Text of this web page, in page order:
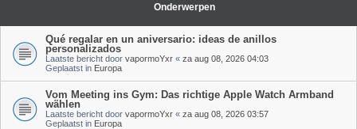
Onderwerpen
Qué regalar en un aniversario: ideas de anillos
personalizados
Laatste bericht door vapormoYxr « za aug 08, 2026 04:03
Geplaatst in Europa
Vom Meeting ins Gym: Das richtige Apple Watch Armband
wählen
Laatste bericht door vapormoYxr « za aug 08, 2026 03:57
Geplaatst in Europa